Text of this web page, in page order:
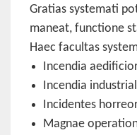
Gratias systemati
maneat, functione
Haec facultas
Incendia
Incendia
Incidentes
Magnae